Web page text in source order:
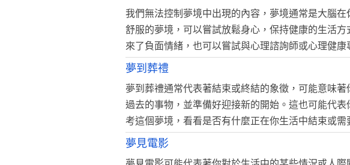
我們無法控制夢境中出現的內容，夢境通常是大腦
舒服的夢境，可以嘗試放鬆身心，保持健康的生活
來了負面情緒，也可以嘗試與心理諮詢師或心理健
夢到葬禮
夢到葬禮通常代表著結束或終結的象徵，可能意味
過去的事物，並準備好迎接新的開始。這也可能代
考這個夢境，看看是否有什麼正在你生活中結束或
夢見電影